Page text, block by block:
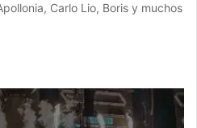
Carlo Lio, Boris y muchos